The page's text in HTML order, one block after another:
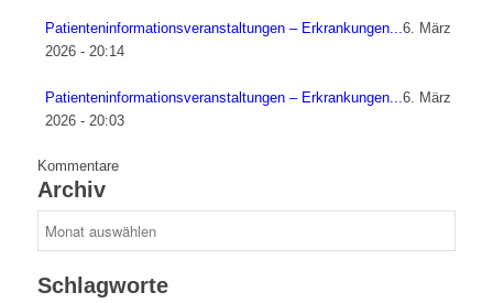
Patienteninformationsveranstaltungen – Erkrankungen... 6. März
2026 - 20:14
Patienteninformationsveranstaltungen – Erkrankungen... 6. März
2026 - 20:03
Kommentare
Archiv
Schlagworte